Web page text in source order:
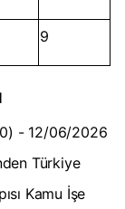
9
- 12/06/2026
Türkiye
Kamu İşe